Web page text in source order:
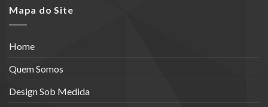
Mapa do Site
Home
Quem Somos
Design Sob Medida